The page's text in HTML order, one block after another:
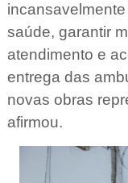
saúde, garantir
atendimento e
entrega das
novas obras
afirmou.